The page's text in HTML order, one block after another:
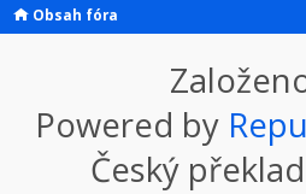
Obsah fóra
Powered by
Český